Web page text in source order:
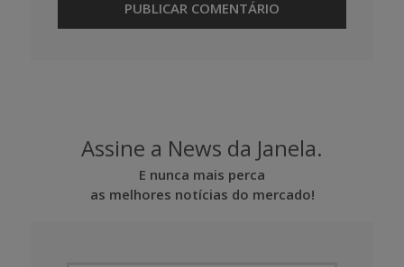
Assine a News da Janela.
E nunca mais perca
as melhores notícias do mercado!